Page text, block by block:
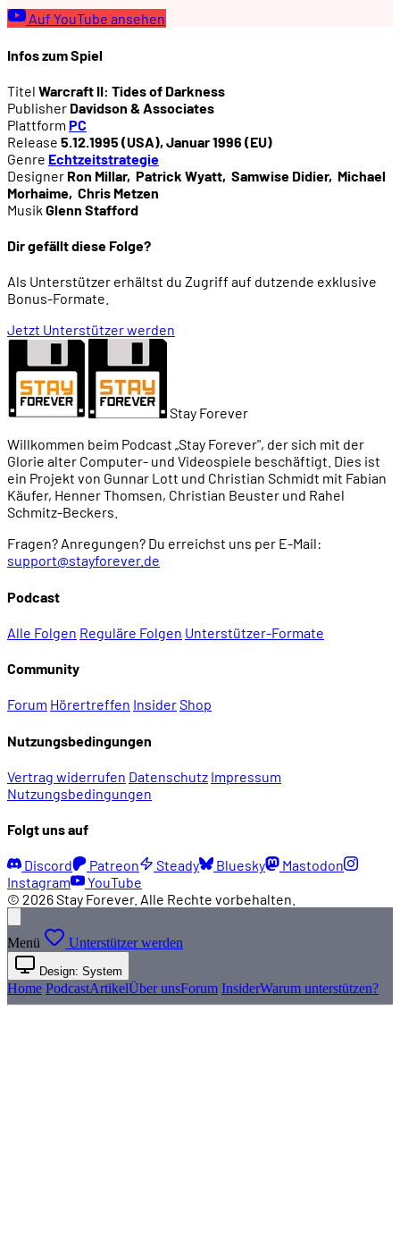
Auf YouTube ansehen
Infos zum Spiel
Titel Warcraft II: Tides of Darkness
Publisher Davidson & Associates
Plattform PC
Release 5.12.1995 (USA), Januar 1996 (EU)
Genre Echtzeitstrategie
Designer Ron Millar, Patrick Wyatt, Samwise Didier, Michael
Morhaime, Chris Metzen
Musik Glenn Stafford
Dir gefällt diese Folge?
Als Unterstützer erhältst du Zugriff auf dutzende exklusive
Bonus-Formate.
Jetzt Unterstützer werden
Stay Forever
Willkommen beim Podcast „Stay Forever", der sich mit der
Glorie alter Computer- und Videospiele beschäftigt. Dies ist
ein Projekt von Gunnar Lott und Christian Schmidt mit Fabian
Käufer, Henner Thomsen, Christian Beuster und Rahel
Schmitz-Beckers.
Fragen? Anregungen? Du erreichst uns per E-Mail:
support@stayforever.de
Podcast
Alle Folgen Reguläre Folgen Unterstützer-Formate
Community
Forum Hörertreffen InsiderShop
Nutzungsbedingungen
Vertrag widerrufen Datenschutz Impressum
Nutzungsbedingungen
Folgt uns auf
Discord Patreon Steady Bluesky
Mastodon
Instagram
YouTube
© 2026 Stay Forever. Alle Rechte vorbehalten.
Menü Unterstützer werden
Design: System
Home PodcastArtikelÜber unsForum InsiderWarum unterstützen?